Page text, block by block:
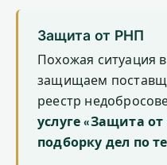
Защита от РНП
Похожая ситуация
защищаем
реестр
услуге «Защита
подборку дел по